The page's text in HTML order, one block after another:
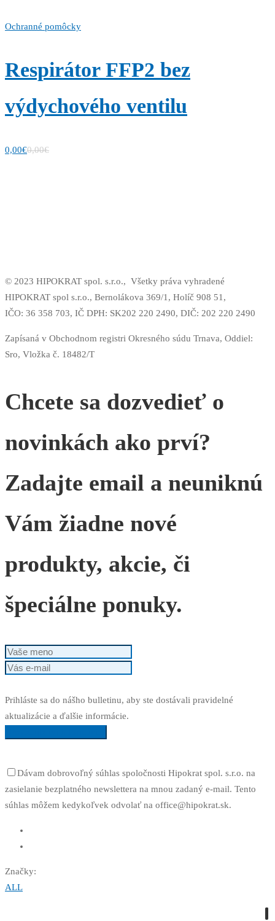
Ochranné pomôcky
Respirátor FFP2 bez
výdychového ventilu
0,00€0,00€
© 2023 HIPOKRAT spol. s.r.o., Všetky práva vyhradené
HIPOKRAT spol s.r.o., Bernolákova 369/1, Holíč 908 51,
IČO: 36 358 703, IČ DPH: SK202 220 2490, DIČ: 202 220 2490
Zapísaná v Obchodnom registri Okresného súdu Trnava, Oddiel:
Sro, Vložka č. 18482/T
Chcete sa dozvedieť o
novinkách ako prví?
Zadajte email a neuniknú
Vám žiadne nové
produkty, akcie, či
špeciálne ponuky.
Prihláste sa do nášho bulletinu, aby ste dostávali pravidelné
aktualizácie a ďalšie informácie.
Dávam dobrovoľný súhlas spoločnosti Hipokrat spol. s.r.o. na
zasielanie bezplatného newslettera na mnou zadaný e-mail. Tento
súhlas môžem kedykoľvek odvolať na office@hipokrat.sk.
Značky:
ALL